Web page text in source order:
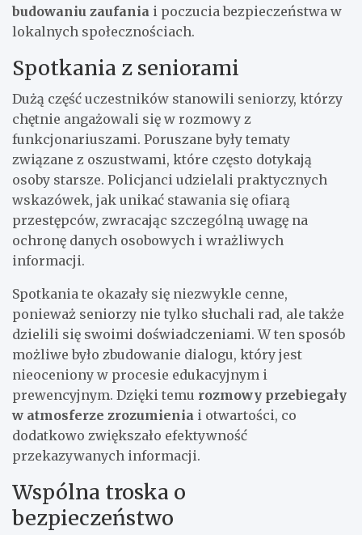
budowaniu zaufania i poczucia bezpieczeństwa w
lokalnych społecznościach.
Spotkania z seniorami
Dużą część uczestników stanowili seniorzy, którzy
chętnie angażowali się w rozmowy z
funkcjonariuszami. Poruszane były tematy
związane z oszustwami, które często dotykają
osoby starsze. Policjanci udzielali praktycznych
wskazówek, jak unikać stawania się ofiarą
przestępców, zwracając szczególną uwagę na
ochronę danych osobowych i wrażliwych
informacji.
Spotkania te okazały się niezwykle cenne,
ponieważ seniorzy nie tylko słuchali rad, ale także
dzielili się swoimi doświadczeniami. W ten sposób
możliwe było zbudowanie dialogu, który jest
nieoceniony w procesie edukacyjnym i
prewencyjnym. Dzięki temu rozmowy przebiegały
w atmosferze zrozumienia i otwartości, co
dodatkowo zwiększało efektywność
przekazywanych informacji.
Wspólna troska o
bezpieczeństwo